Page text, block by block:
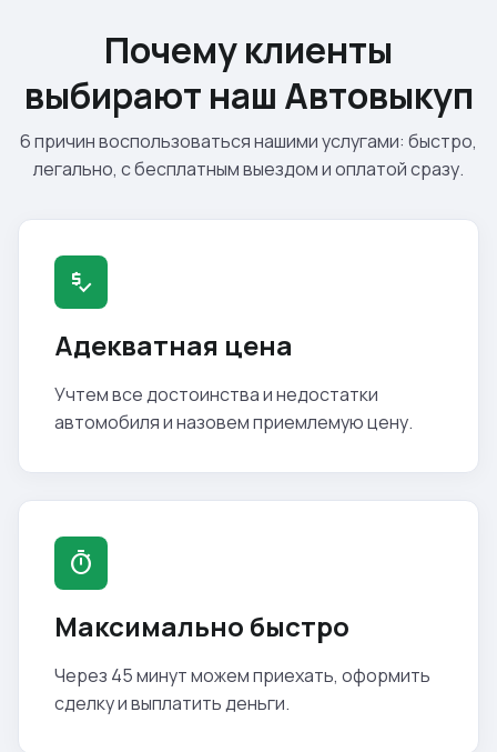
Почему клиенты
выбирают наш Автовыкуп
6 причин воспользоваться нашими услугами: быстро,
легально, с бесплатным выездом и оплатой сразу.
price_check
Адекватная цена
Учтем все достоинства и недостатки
автомобиля и назовем приемлемую цену.
timer
Максимально быстро
Через 45 минут можем приехать, оформить
сделку и выплатить деньги.